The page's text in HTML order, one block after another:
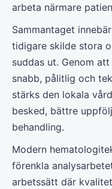
arbeta närmare
Sammantaget
tidigare skilde stora
suddas ut. Genom
snabb, pålitlig och
stärks den lokala
besked, bättre
behandling.
Modern
förenkla
arbetssätt där